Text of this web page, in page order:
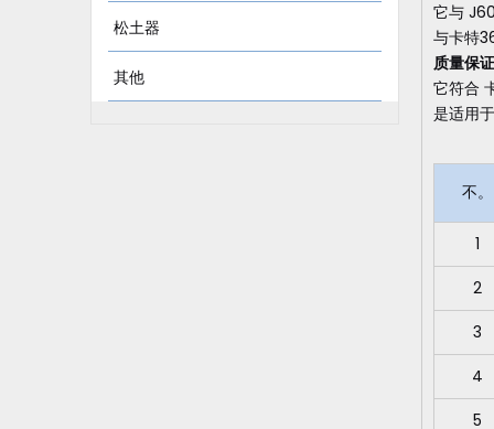
松土器
其他
它与
与卡特
质量保证
它符合
是适用
不。
1
2
3
4
5